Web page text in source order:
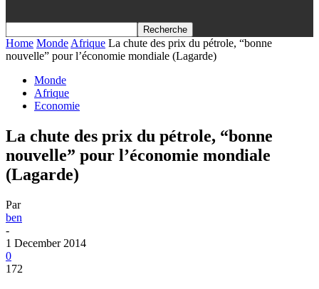
Home Monde Afrique La chute des prix du pétrole, “bonne
nouvelle” pour l’économie mondiale (Lagarde)
Monde
Afrique
Economie
La chute des prix du pétrole, “bonne
nouvelle” pour l’économie mondiale
(Lagarde)
Par
ben
-
1 December 2014
0
172